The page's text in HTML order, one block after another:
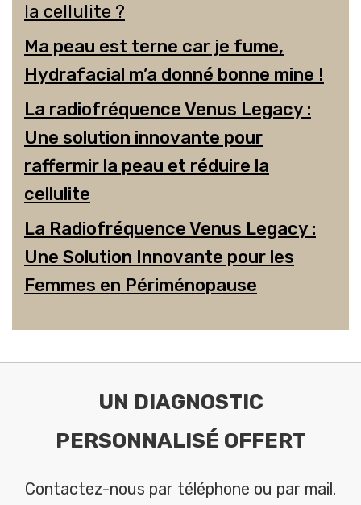
la cellulite ?
Ma peau est terne car je fume,
Hydrafacial m’a donné bonne mine !
La radiofréquence Venus Legacy :
Une solution innovante pour
raffermir la peau et réduire la
cellulite
La Radiofréquence Venus Legacy :
Une Solution Innovante pour les
Femmes en Périménopause
UN DIAGNOSTIC
PERSONNALISÉ OFFERT
Contactez-nous par téléphone ou par mail.